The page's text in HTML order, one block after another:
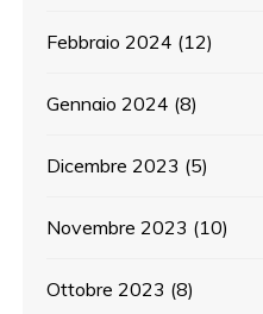
Febbraio 2024 (12)
Gennaio 2024 (8)
Dicembre 2023 (5)
Novembre 2023 (10)
Ottobre 2023 (8)